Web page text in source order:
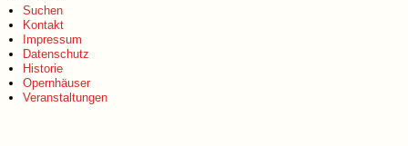
Suchen
Kontakt
Impressum
Datenschutz
Historie
Opernhäuser
Veranstaltungen